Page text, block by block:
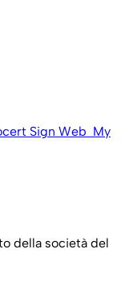
Sign Web My
della società del